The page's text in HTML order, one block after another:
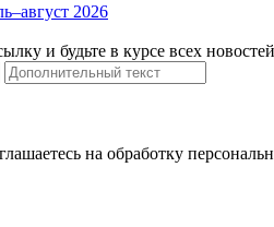
2026
и будьте в курсе всех новостей
на обработку